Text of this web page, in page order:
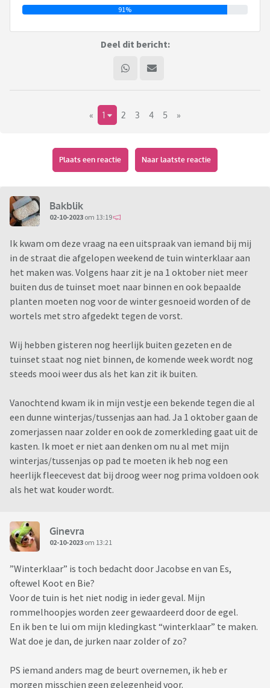
91%
Deel dit bericht:
« 1 2 3 4 5 »
Plaats een reactie Naar laatste reactie
Bakblik
02-10-2023 om 13:19
Ik kwam om deze vraag na een uitspraak van iemand bij mij
in de straat die afgelopen weekend de tuin winterklaar aan
het maken was. Volgens haar zit je na 1 oktober niet meer
buiten dus de tuinset moet naar binnen en ook bepaalde
planten moeten nog voor de winter gesnoeid worden of de
wortels met stro afgedekt tegen de vorst.
Wij hebben gisteren nog heerlijk buiten gezeten en de
tuinset staat nog niet binnen, de komende week wordt nog
steeds mooi weer dus als het kan zit ik buiten.
Vanochtend kwam ik in mijn vestje een bekende tegen die al
een dunne winterjas/tussenjas aan had. Ja 1 oktober gaan de
zomerjassen naar zolder en ook de zomerkleding gaat uit de
kasten. Ik moet er niet aan denken om nu al met mijn
winterjas/tussenjas op pad te moeten ik heb nog een
heerlijk fleecevest dat bij droog weer nog prima voldoen ook
als het wat kouder wordt.
Ginevra
02-10-2023 om 13:21
”Winterklaar” is toch bedacht door Jacobse en van Es,
oftewel Koot en Bie?
Voor de tuin is het niet nodig in ieder geval. Mijn
rommelhoopjes worden zeer gewaardeerd door de egel.
En ik ben te lui om mijn kledingkast “winterklaar” te maken.
Wat doe je dan, de jurken naar zolder of zo?
PS iemand anders mag de beurt overnemen, ik heb er
morgen misschien geen gelegenheid voor.